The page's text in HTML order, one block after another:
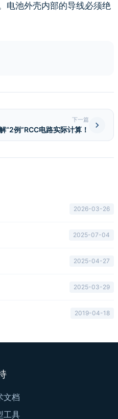
电池外壳内部的导线必须绝
下一篇
“2例”RCC电路实际计算！
2026-03-26
2025-07-04
2025-04-27
2025-03-29
2019-04-18
文档
工具